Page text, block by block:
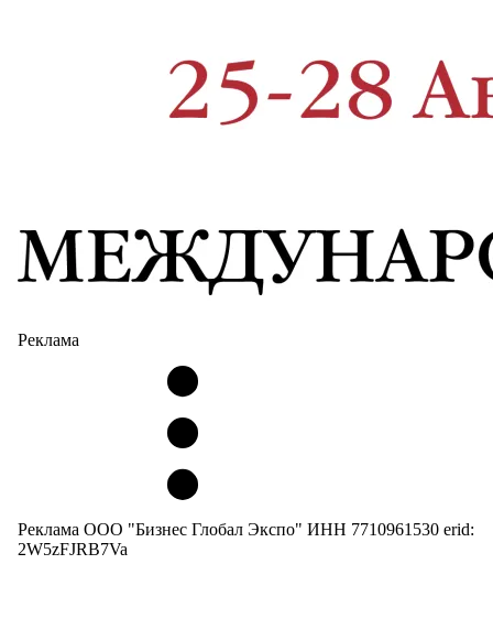
Реклама
Реклама ООО "Бизнес Глобал Экспо" ИНН 7710961530 erid:
2W5zFJRB7Va